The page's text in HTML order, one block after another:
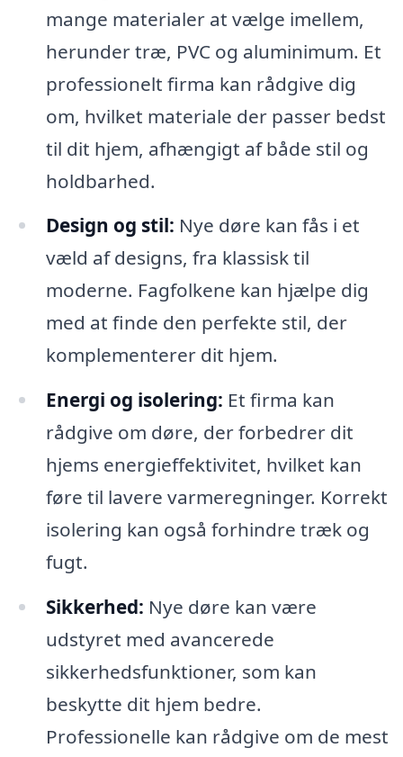
mange materialer at vælge imellem,
herunder træ, PVC og aluminimum. Et
professionelt firma kan rådgive dig
om, hvilket materiale der passer bedst
til dit hjem, afhængigt af både stil og
holdbarhed.
Design og stil: Nye døre kan fås i et
væld af designs, fra klassisk til
moderne. Fagfolkene kan hjælpe dig
med at finde den perfekte stil, der
komplementerer dit hjem.
Energi og isolering: Et firma kan
rådgive om døre, der forbedrer dit
hjems energieffektivitet, hvilket kan
føre til lavere varmeregninger. Korrekt
isolering kan også forhindre træk og
fugt.
Sikkerhed: Nye døre kan være
udstyret med avancerede
sikkerhedsfunktioner, som kan
beskytte dit hjem bedre.
Professionelle kan rådgive om de mest